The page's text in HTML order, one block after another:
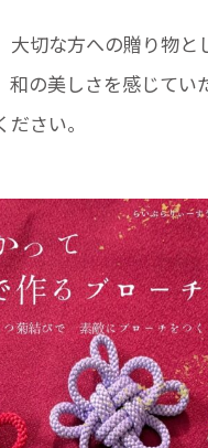
切な方への贈り物と
の美しさを感じてい
さい。